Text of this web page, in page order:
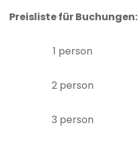
Preisliste für Buchungen:
1 person
2 person
3 person